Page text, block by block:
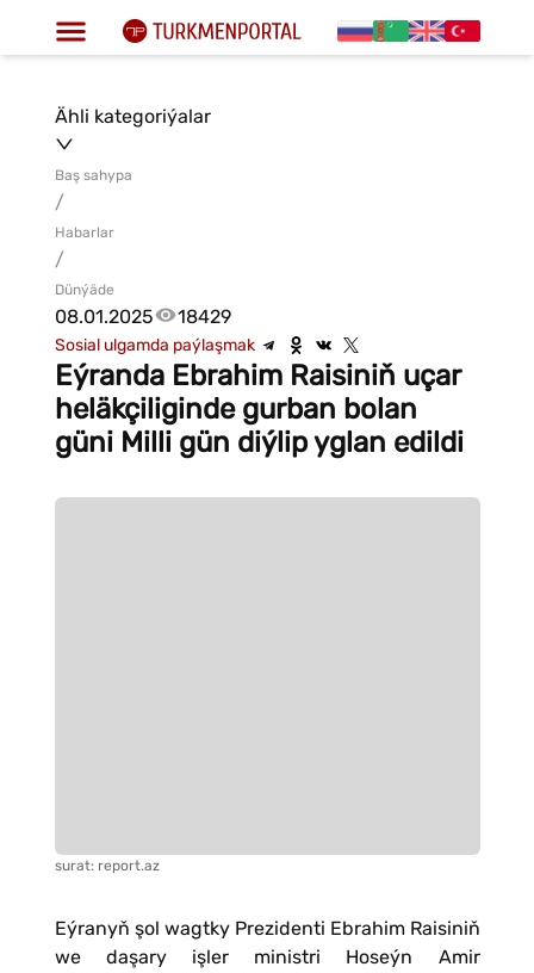
Ähli kategoriýalar
Baş sahypa
/
Habarlar
/
Dünýäde
08.01.2025 18429
Sosial ulgamda paýlaşmak
Eýranda Ebrahim Raisiniň uçar
heläkçiliginde gurban bolan
güni Milli gün diýlip yglan edildi
surat: report.az
Eýranyň şol wagtky Prezidenti Ebrahim Raisiniň
we daşary işler ministri Hoseýn Amir